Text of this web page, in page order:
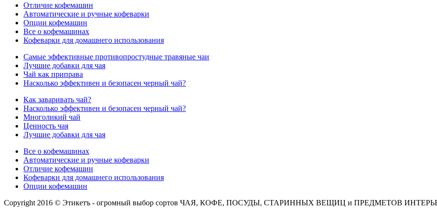
Отличие кофемашин
Автоматические и ручные кофеварки
Опции кофемашин
Все о кофемашинах
Кофеварки для домашнего использования
Самые эффективные противопростудные травяные чаи
Лучшие добавки для чая
Чай как приправа
Насколько эффективен и безопасен черный чай?
Как заваривать чай?
Насколько эффективен и безопасен черный чай?
Многоликий чай
Ценность чая
Лучшие добавки для чая
Все о кофемашинах
Автоматические и ручные кофеварки
Отличие кофемашин
Кофеварки для домашнего использования
Опции кофемашин
Copyright 2016 © Этикетъ - огромный выбор сортов ЧАЯ, КОФЕ, ПОСУДЫ, СТАРИННЫХ ВЕЩИЦ и ПРЕДМЕТОВ